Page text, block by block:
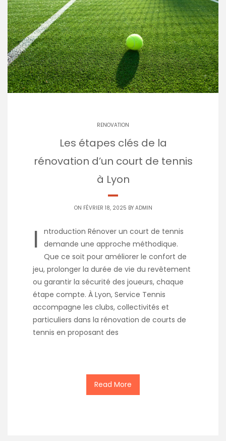
RENOVATION
Les étapes clés de la
rénovation d’un court de tennis
à Lyon
ON FÉVRIER 18, 2025 BY ADMIN
I
ntroduction Rénover un court de tennis
demande une approche méthodique.
Que ce soit pour améliorer le confort de
jeu, prolonger la durée de vie du revêtement
ou garantir la sécurité des joueurs, chaque
étape compte. À Lyon, Service Tennis
accompagne les clubs, collectivités et
particuliers dans la rénovation de courts de
tennis en proposant des
Read More